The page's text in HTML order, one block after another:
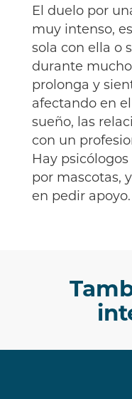
El duelo por
muy intenso,
sola con ella o
durante
prolonga y
afectando en
sueño, las
con un
Hay
por mascotas,
en pedir apoyo.